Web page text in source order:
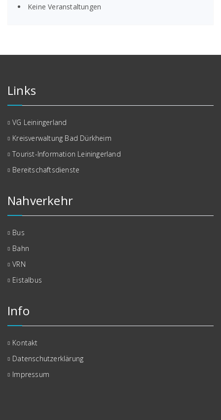
Keine Veranstaltungen
Links
VG Leiningerland
Kreisverwaltung Bad Dürkheim
Tourist-Information Leiningerland
Bereitschaftsdienste
Nahverkehr
Bus
Bahn
VRN
Eistalbus
Info
Kontakt
Datenschutzerklärung
Impressum